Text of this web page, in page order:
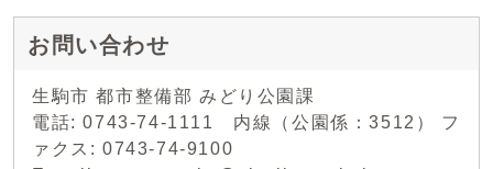
お問い合わせ
生駒市 都市整備部 みどり公園課
電話: 0743-74-1111 内線（公園係：3512） フ
ァクス: 0743-74-9100